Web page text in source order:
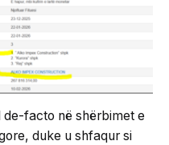
facto në shërbimet e
duke u shfaqur si